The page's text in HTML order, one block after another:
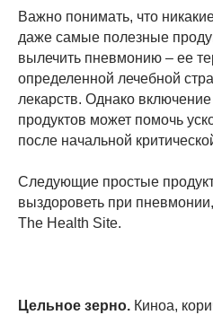
Важно понимать, что
даже самые полезные
вылечить пневмонию – ее
определенной лечебной
лекарств. Однако
продуктов может помочь
после начальной
Следующие простые
выздороветь при
The Health Site.
Цельное зерно. Киноа,